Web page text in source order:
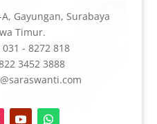
Gayungan, Surabaya
Timur.
031 - 8272 818
3452 3888